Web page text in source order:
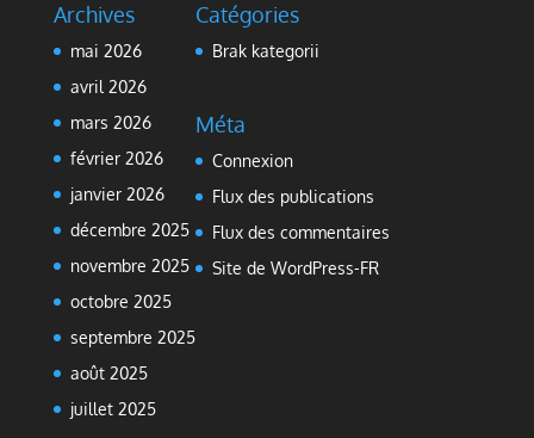
Archives
mai 2026
avril 2026
mars 2026
février 2026
janvier 2026
décembre 2025
novembre 2025
octobre 2025
septembre 2025
août 2025
juillet 2025
Catégories
Brak kategorii
Méta
Connexion
Flux des publications
Flux des commentaires
Site de WordPress-FR